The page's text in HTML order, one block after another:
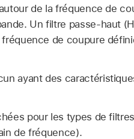
de la fréquence de
Un filtre passe-haut
fréquence de coupure
ayant des
pour les types de
de fréquence).